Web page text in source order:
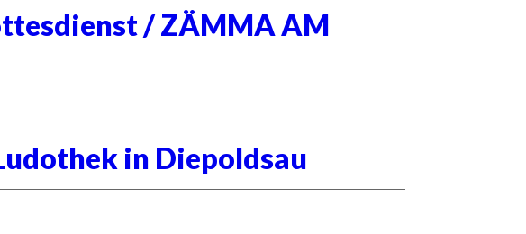
/ ZÄMMA AM
in Diepoldsau